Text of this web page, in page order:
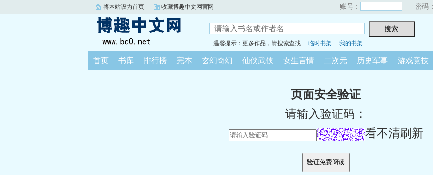
将本站设为首页 收藏博趣中文网官网 账号： 密码：
温馨提示：更多作品，请搜索查找 临时书架 我的书架
首页 书库 排行榜 完本 玄幻奇幻 仙侠武侠 女生言情 二次元 历史军事 游戏竞技
页面安全验证
请输入验证码：
看不清刷新